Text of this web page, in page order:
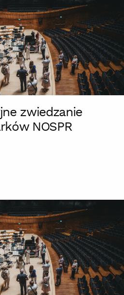
zwiedzanie
NOSPR